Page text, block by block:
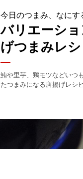
今日のつまみ、なにす
バリエーシ
げつまみレ
鮪や里芋、鶏モツなどいつ
たつまみになる唐揚げレシ